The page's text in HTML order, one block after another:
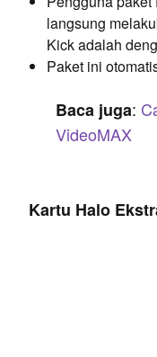
langsung
Kick adalah
Paket ini
Baca juga:
VideoMAX
Kartu Halo